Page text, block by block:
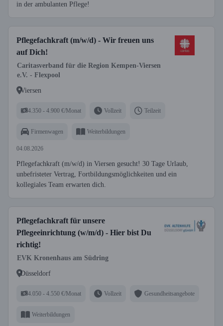
in der ambulanten Pflege!
Pflegefachkraft (m/w/d) - Wir freuen uns
auf Dich!
Caritasverband für die Region Kempen-Viersen
e.V. - Flexpool
Viersen
4.350 - 4.900 €/Monat Vollzeit Teilzeit
Firmenwagen Weiterbildungen
04.08.2026
Pflegefachkraft (m/w/d) in Viersen gesucht! 30 Tage Urlaub,
unbefristeter Vertrag, Fortbildungsmöglichkeiten und ein
kollegiales Team erwarten dich.
Pflegefachkraft für unsere
Pflegeeinrichtung (w/m/d) - Hier bist Du
richtig!
EVK Kronenhaus am Südring
Düsseldorf
4.050 - 4.550 €/Monat Vollzeit Gesundheitsangebote
Weiterbildungen